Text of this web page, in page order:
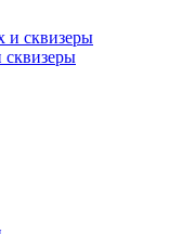
сквизеры